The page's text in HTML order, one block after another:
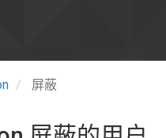
屏蔽